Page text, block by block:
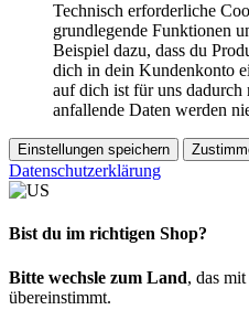
Technisch erforderliche
grundlegende Funktionen
Beispiel dazu, dass du
dich in dein Kundenkonto
auf dich ist für uns
anfallende Daten werden
Einstellungen speichern
Datenschutzerklärung
Bist du im richtigen Shop?
Bitte wechsle zum Land, das
übereinstimmt.